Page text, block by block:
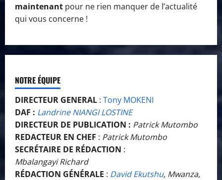
maintenant pour ne rien manquer de l’actualité
qui vous concerne !
NOTRE ÉQUIPE
DIRECTEUR GENERAL : Tony MOKENI
DAF : Landrine NIANGI LOSTINE
DIRECTEUR DE PUBLICATION : Patrick Mutombo
REDACTEUR EN CHEF : Patrick Mutombo
SECRÉTAIRE DE RÉDACTION :
Mbalangayi Richard
RÉDACTION GÉNÉRALE : David Ekutshu, Mwanza,